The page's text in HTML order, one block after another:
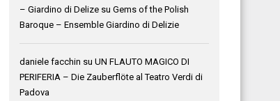
– Giardino di Delize suGems of the Polish
Baroque – Ensemble Giardino di Delizie
daniele facchin suUN FLAUTO MAGICO DI
PERIFERIA – Die Zauberflöte al Teatro Verdi di
Padova